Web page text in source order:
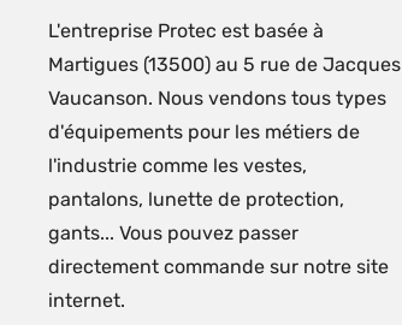
L'entreprise Protec est basée à
Martigues (13500) au 5 rue de Jacques
Vaucanson. Nous vendons tous types
d'équipements pour les métiers de
l'industrie comme les vestes,
pantalons, lunette de protection,
gants... Vous pouvez passer
directement commande sur notre site
internet.